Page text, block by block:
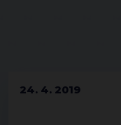
24. 4. 2019